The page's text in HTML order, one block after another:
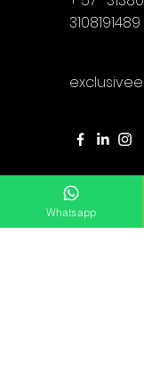
3108191489
Nombre
Whatsapp